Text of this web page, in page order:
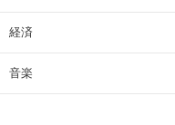
経済
音楽